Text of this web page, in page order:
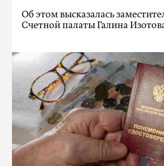
Об этом высказалась
Счетной палаты Галина